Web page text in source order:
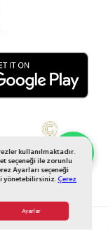
kullanılmaktadır.
seçeneği ile zorunlu
Ayarları seçeneği
yönetebilirsiniz.Çerez
Ayarlar
Sipariş